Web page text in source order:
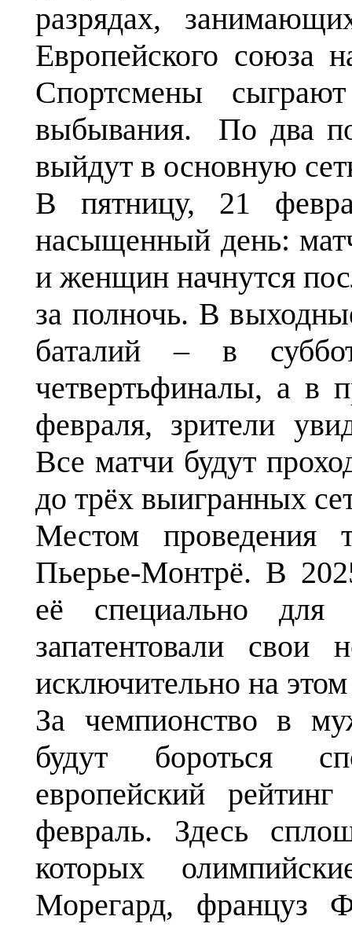
разрядах,
Европейского союза
Спортсмены
выбывания. По два
выйдут в основную
В пятницу, 21
насыщенный день:
и женщин начнутся
за полночь. В
баталий – в
четвертьфиналы, а в
февраля, зрители
Все матчи будут
до трёх выигранных
Местом проведения
Пьерье-Монтрё. В
её специально
запатентовали свои
исключительно на
За чемпионство в
будут бороться
европейский
февраль. Здесь
которых
Морегард, француз